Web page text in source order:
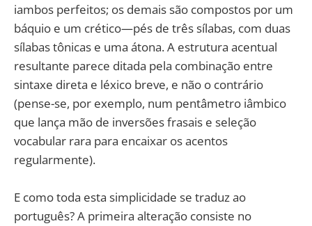
iambos perfeitos; os demais são compostos por um
báquio e um crético—pés de três sílabas, com duas
sílabas tônicas e uma átona. A estrutura acentual
resultante parece ditada pela combinação entre
sintaxe direta e léxico breve, e não o contrário
(pense-se, por exemplo, num pentâmetro iâmbico
que lança mão de inversões frasais e seleção
vocabular rara para encaixar os acentos
regularmente).
E como toda esta simplicidade se traduz ao
português? A primeira alteração consiste no